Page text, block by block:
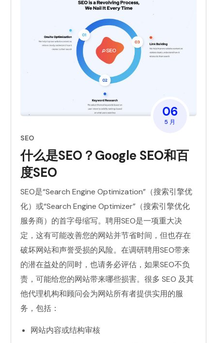
06
5 月
SEO
什么是SEO？Google SEO和百
度SEO
SEO是“Search Engine Optimization”（搜索引擎优
化）或“Search Engine Optimizer”（搜索引擎优化
服务商）的首字母缩写。聘用SEO是一项重大决
定，这有可能改善您的网站并节省时间，但也存在
破坏网站和声誉受损的风险。在调研聘用SEO带来
的潜在益处的同时，也请务必评估，如果SEO不负
责，可能给您的网站带来哪些损害。很多 SEO 及其
他代理机构和顾问会为网站所有者提供实用的服
务，包括：
网站内容或结构审核